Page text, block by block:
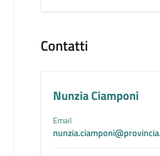
Contatti
Nunzia Ciamponi
Email